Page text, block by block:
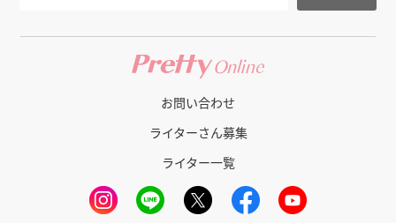
お問い合わせ
ライターさん募集
ライター一覧